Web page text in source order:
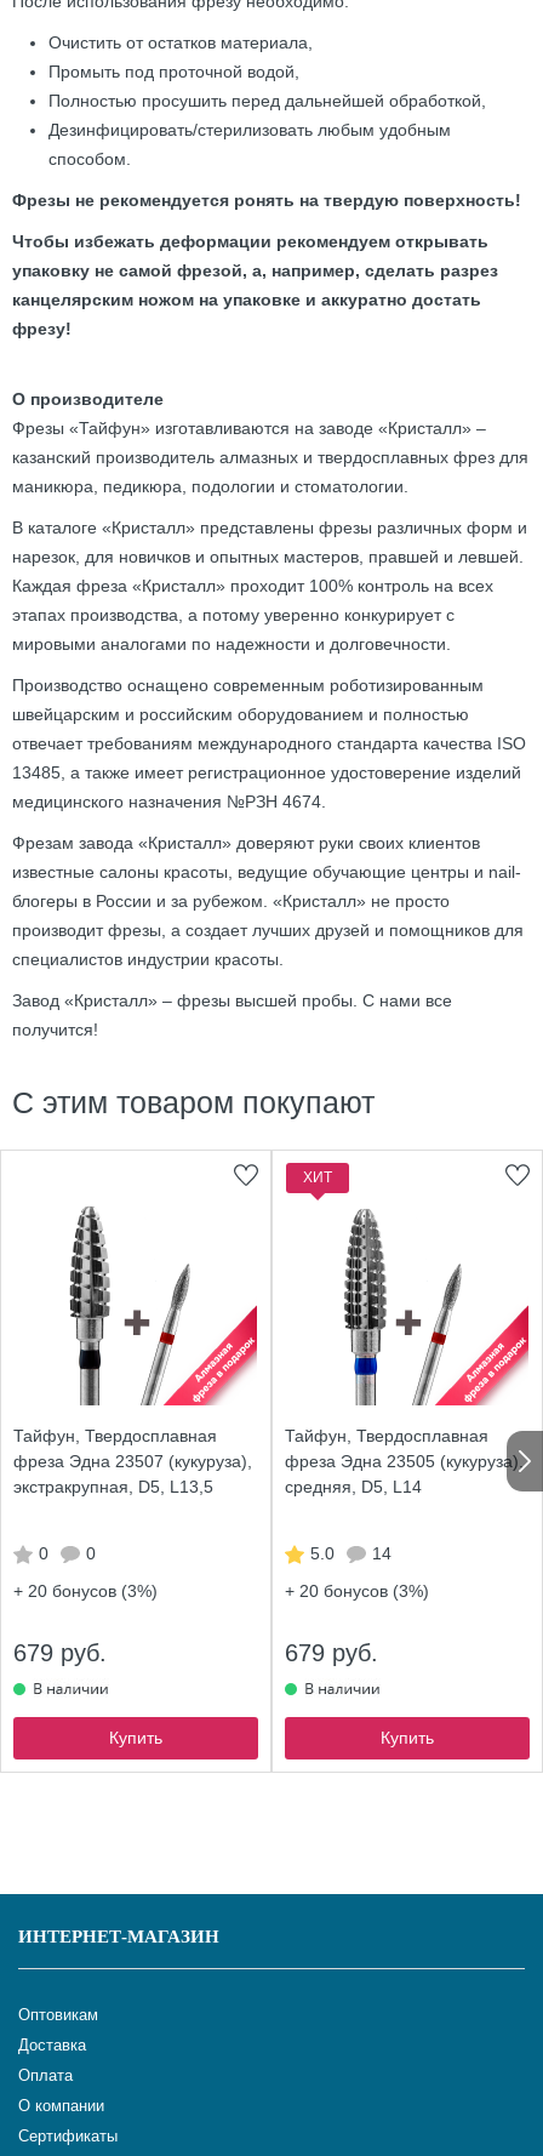
Очистить от остатков материала,
Промыть под проточной водой,
Полностью просушить перед дальнейшей обработкой,
Дезинфицировать/стерилизовать любым удобным
способом.
Фрезы не рекомендуется ронять на твердую поверхность!
Чтобы избежать деформации рекомендуем открывать
упаковку не самой фрезой, а, например, сделать разрез
канцелярским ножом на упаковке и аккуратно достать
фрезу!
О производителе
Фрезы «Тайфун» изготавливаются на заводе «Кристалл» –
казанский производитель алмазных и твердосплавных фрез для
маникюра, педикюра, подологии и стоматологии.
В каталоге «Кристалл» представлены фрезы различных форм и
нарезок, для новичков и опытных мастеров, правшей и левшей.
Каждая фреза «Кристалл» проходит 100% контроль на всех
этапах производства, а потому уверенно конкурирует с
мировыми аналогами по надежности и долговечности.
Производство оснащено современным роботизированным
швейцарским и российским оборудованием и полностью
отвечает требованиям международного стандарта качества ISO
13485, а также имеет регистрационное удостоверение изделий
медицинского назначения №РЗН 4674.
Фрезам завода «Кристалл» доверяют руки своих клиентов
известные салоны красоты, ведущие обучающие центры и nail-
блогеры в России и за рубежом. «Кристалл» не просто
производит фрезы, а создает лучших друзей и помощников для
специалистов индустрии красоты.
Завод «Кристалл» – фрезы высшей пробы. С нами все
получится!
С этим товаром покупают
Тайфун, Твердосплавная
фреза Эдна 23507 (кукуруза),
экстракрупная, D5, L13,5
0
0
+ 20 бонусов (3%)
679 руб.
Купить
ХИТ
Тайфун, Твердосплавная
фреза Эдна 23505 (кукуруза),
средняя, D5, L14
5.0
14
+ 20 бонусов (3%)
679 руб.
Купить
ИНТЕРНЕТ-МАГАЗИН
Оптовикам
Доставка
Оплата
О компании
Сертификаты